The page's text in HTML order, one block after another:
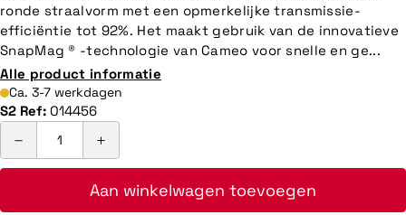
ronde straalvorm met een opmerkelijke transmissie-
efficiëntie tot 92%. Het maakt gebruik van de innovatieve
SnapMag ® -technologie van Cameo voor snelle en ge...
Alle product informatie
Ca. 3-7 werkdagen
S2 Ref: 014456
Aan winkelwagen toevoegen